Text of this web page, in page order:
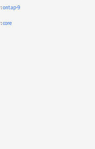
ontap-9
core